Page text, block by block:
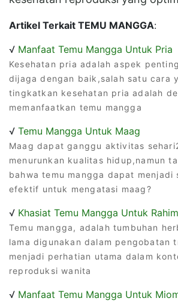
Artikel Terkait TEMU MANGGA:
√ Manfaat Temu Mangga Untuk Pria
Kesehatan pria adalah aspek
dijaga dengan baik,salah satu cara
tingkatkan kesehatan pria adalah
memanfaatkan temu mangga
√ Temu Mangga Untuk Maag
Maag dapat ganggu aktivitas
menurunkan kualitas hidup,namun
bahwa temu mangga dapat menjadi
efektif untuk mengatasi maag?
√ Khasiat Temu Mangga Untuk
Temu mangga, adalah tumbuhan
lama digunakan dalam pengobatan
menjadi perhatian utama dalam
reproduksi wanita
√ Manfaat Temu Mangga Untuk